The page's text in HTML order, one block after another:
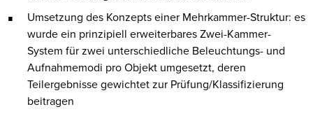
Umsetzung des Konzepts einer Mehrkammer-Struktur: es
wurde ein prinzipiell erweiterbares Zwei-Kammer-
System für zwei unterschiedliche Beleuchtungs- und
Aufnahmemodi pro Objekt umgesetzt, deren
Teilergebnisse gewichtet zur Prüfung/Klassifizierung
beitragen